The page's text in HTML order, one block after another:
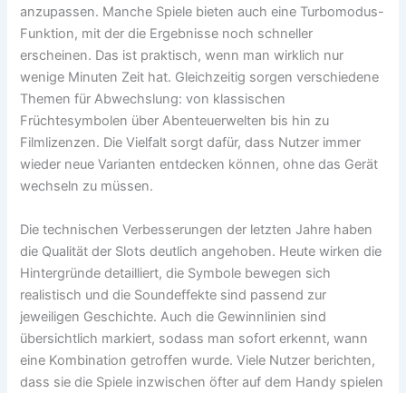
anzupassen. Manche Spiele bieten auch eine Turbomodus-
Funktion, mit der die Ergebnisse noch schneller
erscheinen. Das ist praktisch, wenn man wirklich nur
wenige Minuten Zeit hat. Gleichzeitig sorgen verschiedene
Themen für Abwechslung: von klassischen
Früchtesymbolen über Abenteuerwelten bis hin zu
Filmlizenzen. Die Vielfalt sorgt dafür, dass Nutzer immer
wieder neue Varianten entdecken können, ohne das Gerät
wechseln zu müssen.
Die technischen Verbesserungen der letzten Jahre haben
die Qualität der Slots deutlich angehoben. Heute wirken die
Hintergründe detailliert, die Symbole bewegen sich
realistisch und die Soundeffekte sind passend zur
jeweiligen Geschichte. Auch die Gewinnlinien sind
übersichtlich markiert, sodass man sofort erkennt, wann
eine Kombination getroffen wurde. Viele Nutzer berichten,
dass sie die Spiele inzwischen öfter auf dem Handy spielen